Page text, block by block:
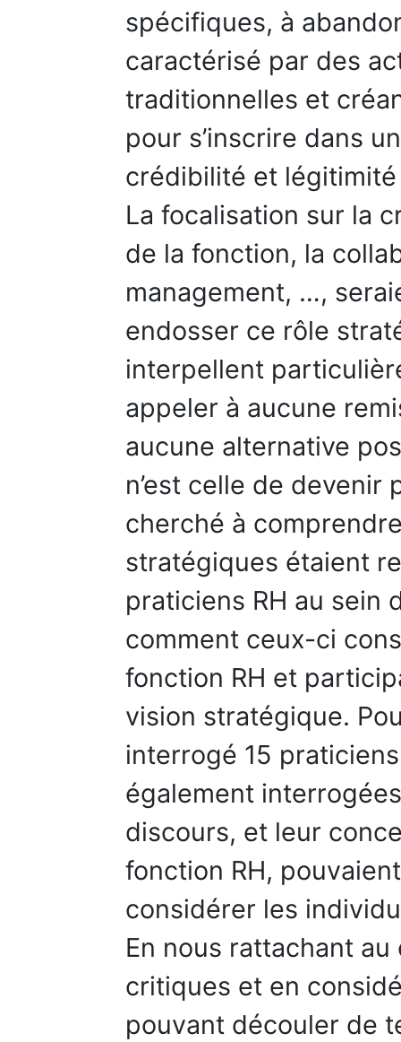
spécifiques, à
caractérisé par des
traditionnelles et
pour s’inscrire dans
crédibilité et
La focalisation sur la
de la fonction, la
management, …,
endosser ce rôle
interpellent
appeler à aucune
aucune alternative
n’est celle de devenir
cherché à
stratégiques étaient
praticiens RH au sein
comment ceux-ci
fonction RH et
vision stratégique.
interrogé 15
également
discours, et leur
fonction RH,
considérer les
En nous rattachant
critiques et en
pouvant découler de